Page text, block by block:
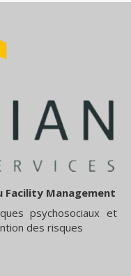
Facility Management
psychosociaux et
des risques